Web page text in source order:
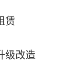
赁
级改造